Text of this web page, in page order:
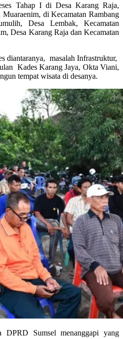
Tahap I di Desa Karang Raja,
di Kecamatan Rambang
Desa Lembak, Kecamatan
Desa Karang Raja dan Kecamatan
diantaranya, masalah Infrastruktur,
Kades Karang Jaya, Okta Viani,
tempat wisata di desanya.
DPRD Sumsel menanggapi yang